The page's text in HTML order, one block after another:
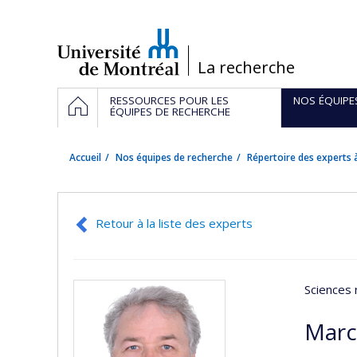
/La recherche
Navigation
principale
ACCUEILRESSOURCES POUR LES
ÉQUIPES DE RECHERCHE
NOS
Accueil Nos équipes de recherche Répertoire des experts
Retour à la liste des experts